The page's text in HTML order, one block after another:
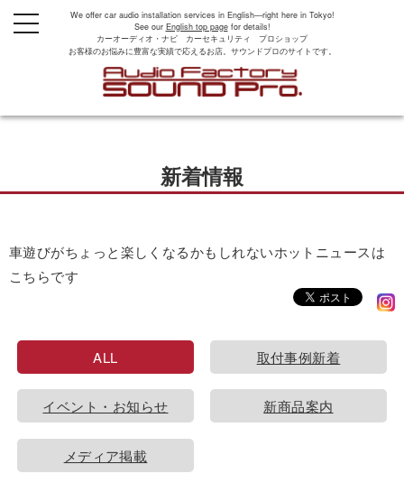
We offer car audio installation services in English—right here in Tokyo!
See our English top pagefor details!
カーオーディオ・ナビ カーセキュリティ プロショップ
お客様のお悩みに豊富な実績で応えるお店。サウンドプロのサイトです。
t
o
a
i
新着情報
車遊びがちょっと楽しくなるかもしれないホットニュースは
こちらです
ALL 取付事例新着
イベント・お知らせ 新商品案内
メディア掲載